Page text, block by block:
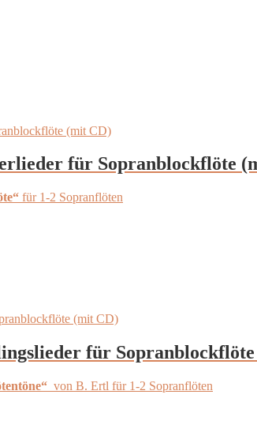
für Sopranblockflöte
für 1-2 Sopranflöten
für
von B. Ertl für 1-2 Sopranflöten